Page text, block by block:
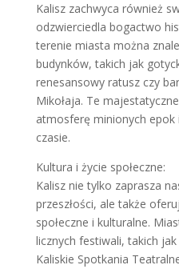
Kalisz zachwyca również
odzwierciedla bogactwo
terenie miasta można
budynków, takich jak
renesansowy ratusz czy
Mikołaja. Te
atmosferę minionych
czasie.
Kultura i życie społeczne:
Kalisz nie tylko zaprasza
przeszłości, ale także
społeczne i kulturalne.
licznych festiwali, takich
Kaliskie Spotkania